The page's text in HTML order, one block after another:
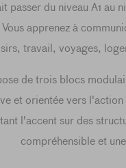
passer du niveau A1 au
apprenez à
travail, voyages,
de trois blocs
et orientée vers
l'accent sur des
compréhensible et